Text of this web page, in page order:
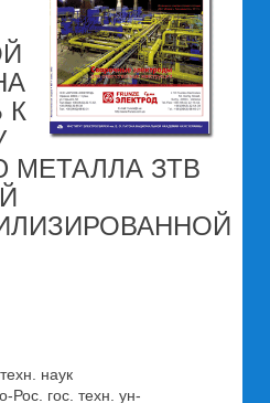
К
МЕТАЛЛА ЗТВ
техн. наук
гос. техн. ун-